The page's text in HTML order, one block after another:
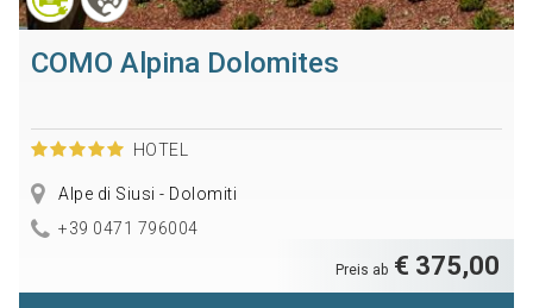
COMO Alpina Dolomites
HOTEL
Alpe di Siusi - Dolomiti
+39 0471 796004
Preis ab € 375,00